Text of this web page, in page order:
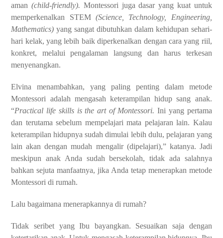
aman(child-friendly). Montessori juga dasar yang kuat untuk
memperkenalkan STEM (Science, Technology, Engineering,
Mathematics) yang sangat dibutuhkan dalam kehidupan sehari-
hari kelak, yang lebih baik diperkenalkan dengan cara yang riil,
konkret, melalui pengalaman langsung dan harus terkesan
menyenangkan.
Elvina menambahkan, yang paling penting dalam metode
Montessori adalah mengasah keterampilan hidup sang anak.
“Practical life skills is the art of Montessori. Ini yang pertama
dan terutama sebelum mempelajari mata pelajaran lain. Kalau
keterampilan hidupnya sudah dimulai lebih dulu, pelajaran yang
lain akan dengan mudah mengalir (dipelajari),” katanya. Jadi
meskipun anak Anda sudah bersekolah, tidak ada salahnya
bahkan sejuta manfaatnya, jika Anda tetap menerapkan metode
Montessori di rumah.
Lalu bagaimana menerapkannya di rumah?
Tidak seribet yang Ibu bayangkan. Sesuaikan saja dengan